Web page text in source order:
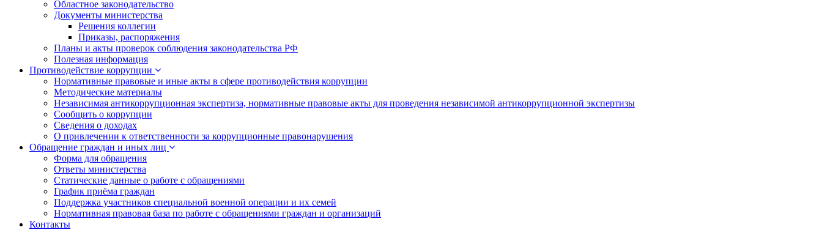
Областное законодательство
Документы министерства
Решения коллегии
Приказы, распоряжения
Планы и акты проверок соблюдения законодательства РФ
Полезная информация
Противодействие коррупции
Нормативные правовые и иные акты в сфере противодействия коррупции
Методические материалы
Независимая антикоррупционная экспертиза, нормативные правовые акты для проведения независимой антикоррупционной экспертизы
Сообщить о коррупции
Сведения о доходах
О привлечении к ответственности за коррупционные правонарушения
Обращение граждан и иных лиц
Форма для обращения
Ответы министерства
Статические данные о работе с обращениями
График приёма граждан
Поддержка участников специальной военной операции и их семей
Нормативная правовая база по работе с обращениями граждан и организаций
Контакты